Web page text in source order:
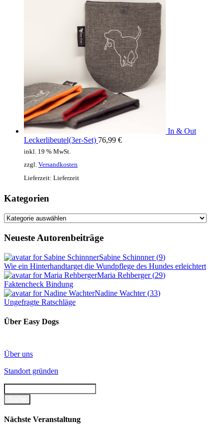
In & Out
Leckerlibeutel(3er-Set) 76,99 €
inkl. 19 % MwSt.
zzgl. Versandkosten
Lieferzeit: Lieferzeit
Kategorien
Kategorien
Neueste Autorenbeiträge
Sabine Schinnner(9)
Wie ein Hinterhandtarget die Wundpflege des Hundes erleichtert
Maria Rehberger(29)
Faktencheck Bindung
Nadine Wachter(33)
Ungefragte Ratschläge
Über Easy Dogs
Über uns
Standort gründen
Nächste Veranstaltung